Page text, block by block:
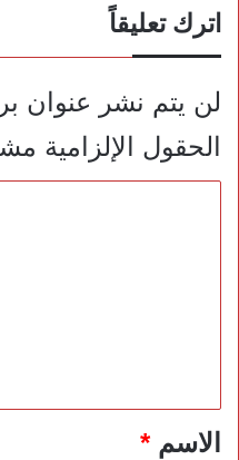
اترك تعليقاً
لن يتم نشر عنوان
الحقول الإلزامية
*الاسم*